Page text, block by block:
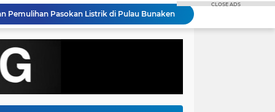
Pemulihan Pasokan Listrik di Pulau BunakenSemangat HUT RI ke-81, PLN Dorong Digitalisasi Pendidikan di SMP Negeri 1 Palu Lewat Program TJSL
Menjelang HUT RI ke-81: Bentangkan Kabel Laut 1,95 KMS, PLN Nyalakan Listrik Perdana di Pulau Dudepo dan Tuntaskan 100 Persen Rasio Desa Berlistrik Provinsi Gorontalo
Kapolda Sulut Bantah Ada Cawe - cawe Dalam Pemeriksaan Petinggi GMIM, Semua Berdasarkan Laporan Masyarakat
CLOSE ADS